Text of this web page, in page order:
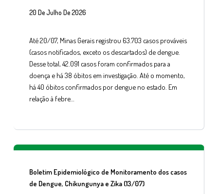
20 De Julho De 2026
Até 20/07, Minas Gerais registrou 63.703 casos prováveis
(casos notificados, exceto os descartados) de dengue.
Desse total, 42.091 casos foram confirmados para a
doença e há 38 óbitos em investigação. Até o momento,
há 40 óbitos confirmados por dengue no estado. Em
relação à febre…
Boletim Epidemiológico de Monitoramento dos casos
de Dengue, Chikungunya e Zika (13/07)